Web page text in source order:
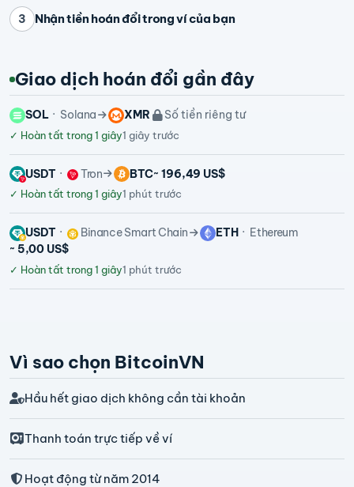
3 Nhận tiền hoán đổi trong ví của bạn
Giao dịch hoán đổi gần đây
SOL Solana XMR Số tiền riêng tư
✓ Hoàn tất trong 1 giây1 giây trước
USDT Tron BTC~ 196,49 US$
✓ Hoàn tất trong 1 giây1 phút trước
USDT Binance Smart Chain ETH
Ethereum
~ 5,00 US$
✓ Hoàn tất trong 1 giây1 phút trước
Vì sao chọn BitcoinVN
Hầu hết giao dịch không cần tài khoản
Thanh toán trực tiếp về ví
Hoạt động từ năm 2014